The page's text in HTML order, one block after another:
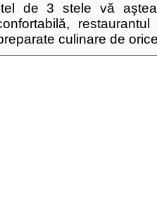
de 3 stele vă
culinare de